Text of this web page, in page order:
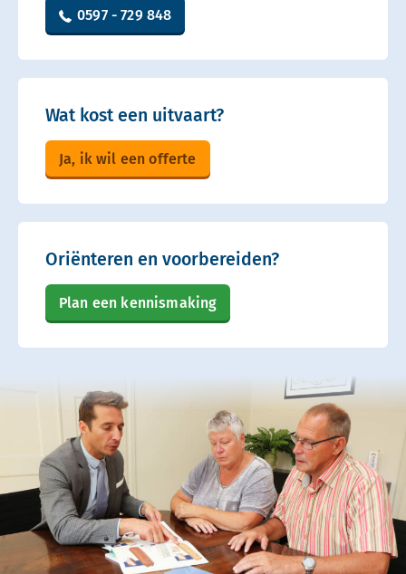
0597 - 729 848
Wat kost een uitvaart?
Ja, ik wil een offerte
Oriënteren en voorbereiden?
Plan een kennismaking